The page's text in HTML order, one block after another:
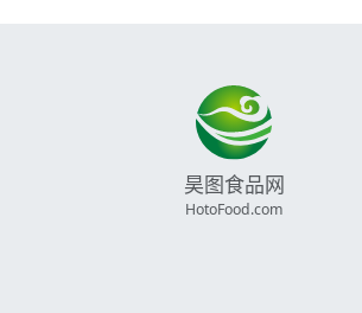
昊图食品网
HotoFood.com